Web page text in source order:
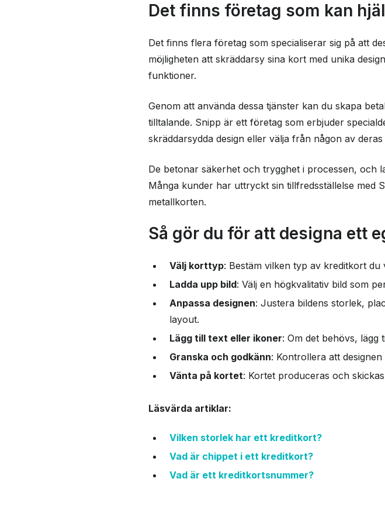
Det finns företag som kan
Det finns flera företag som specialiserar sig på att
möjligheten att skräddarsy sina kort med unika
funktioner.
Genom att använda dessa tjänster kan du skapa
tilltalande. Snipp är ett företag som erbjuder
skräddarsydda design eller välja från någon av
De betonar säkerhet och trygghet i processen, och
Många kunder har uttryckt sin tillfredsställelse med
metallkorten.
Så gör du för att designa ett
Välj korttyp: Bestäm vilken typ av kreditkort du
Ladda upp bild: Välj en högkvalitativ bild som
Anpassa designen: Justera bildens storlek,
layout.
Lägg till text eller ikoner: Om det behövs,
Granska och godkänn: Kontrollera att
Vänta på kortet: Kortet produceras och
Läsvärda artiklar:
Vilken storlek har ett kreditkort?
Vad är chippet i ett kreditkort?
Vad är ett kreditkortsnummer?